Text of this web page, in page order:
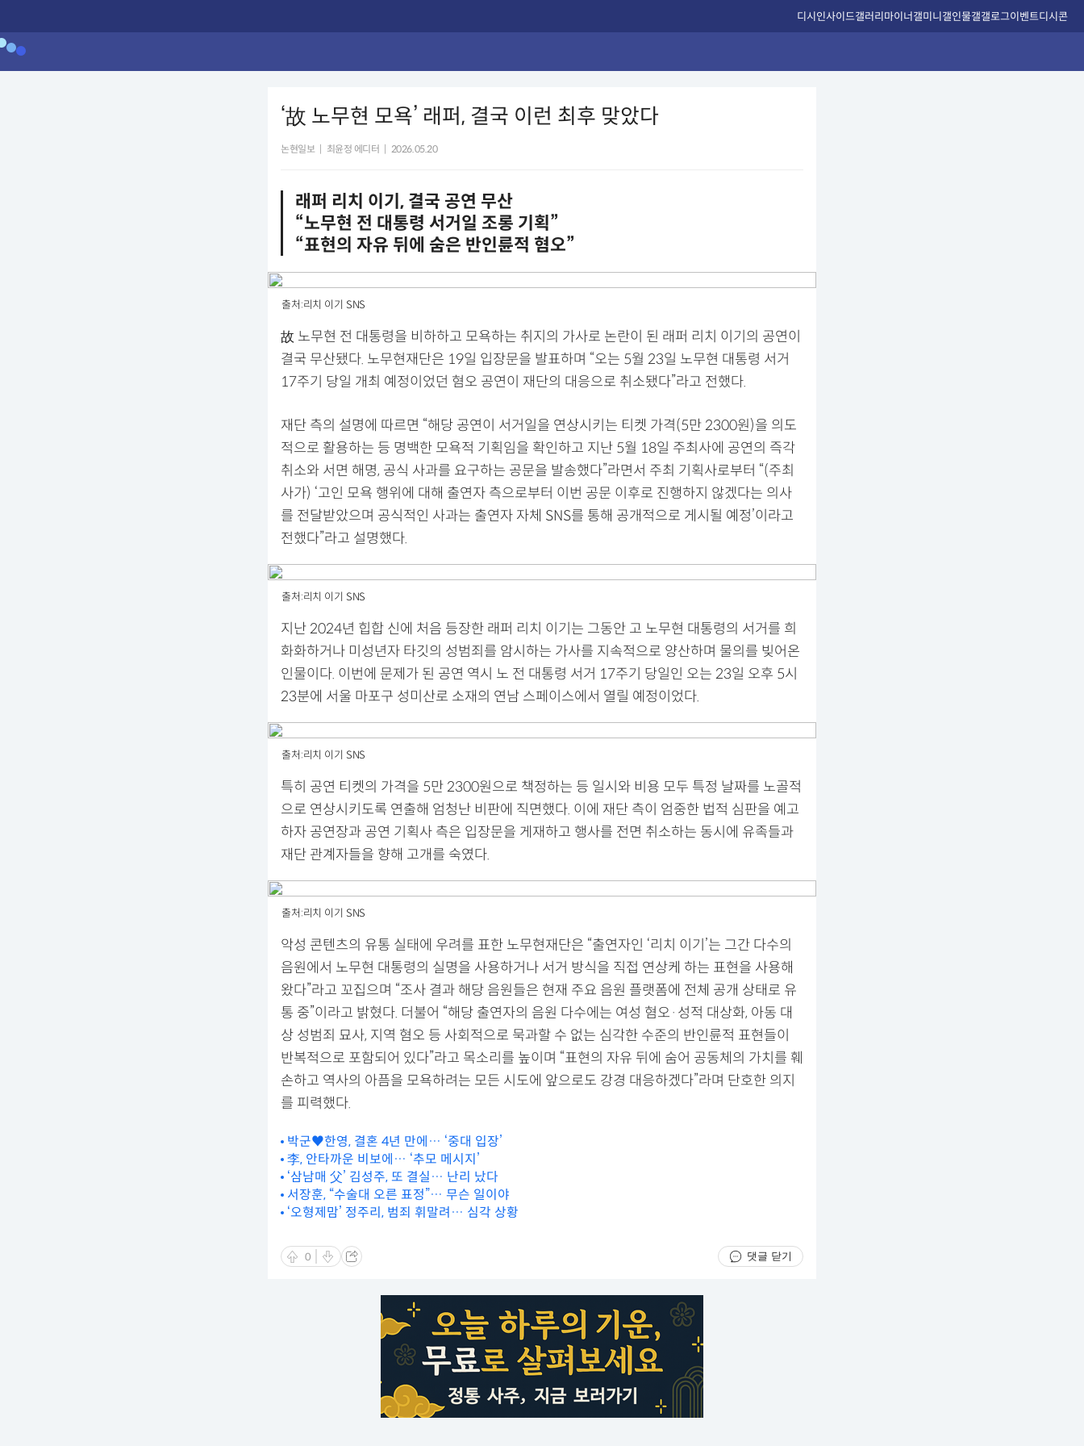
디시인사이드갤러리마이너갤미니갤인물갤갤로그이벤트디시콘
‘故 노무현 모욕’ 래퍼, 결국 이런 최후 맞았다
논현일보 최윤정 에디터 2026.05.20
래퍼 리치 이기, 결국 공연 무산
“노무현 전 대통령 서거일 조롱 기획”
“표현의 자유 뒤에 숨은 반인륜적 혐오”
출처:리치 이기 SNS
故 노무현 전 대통령을 비하하고 모욕하는 취지의 가사로 논란이 된 래퍼 리치 이기의 공연이
결국 무산됐다. 노무현재단은 19일 입장문을 발표하며 “오는 5월 23일 노무현 대통령 서거
17주기 당일 개최 예정이었던 혐오 공연이 재단의 대응으로 취소됐다”라고 전했다.
재단 측의 설명에 따르면 “해당 공연이 서거일을 연상시키는 티켓 가격(5만 2300원)을 의도
적으로 활용하는 등 명백한 모욕적 기획임을 확인하고 지난 5월 18일 주최사에 공연의 즉각
취소와 서면 해명, 공식 사과를 요구하는 공문을 발송했다”라면서 주최 기획사로부터 “(주최
사가) ‘고인 모욕 행위에 대해 출연자 측으로부터 이번 공문 이후로 진행하지 않겠다는 의사
를 전달받았으며 공식적인 사과는 출연자 자체 SNS를 통해 공개적으로 게시될 예정’이라고
전했다”라고 설명했다.
출처:리치 이기 SNS
지난 2024년 힙합 신에 처음 등장한 래퍼 리치 이기는 그동안 고 노무현 대통령의 서거를 희
화화하거나 미성년자 타깃의 성범죄를 암시하는 가사를 지속적으로 양산하며 물의를 빚어온
인물이다. 이번에 문제가 된 공연 역시 노 전 대통령 서거 17주기 당일인 오는 23일 오후 5시
23분에 서울 마포구 성미산로 소재의 연남 스페이스에서 열릴 예정이었다.
출처:리치 이기 SNS
특히 공연 티켓의 가격을 5만 2300원으로 책정하는 등 일시와 비용 모두 특정 날짜를 노골적
으로 연상시키도록 연출해 엄청난 비판에 직면했다. 이에 재단 측이 엄중한 법적 심판을 예고
하자 공연장과 공연 기획사 측은 입장문을 게재하고 행사를 전면 취소하는 동시에 유족들과
재단 관계자들을 향해 고개를 숙였다.
출처:리치 이기 SNS
악성 콘텐츠의 유통 실태에 우려를 표한 노무현재단은 “출연자인 ‘리치 이기’는 그간 다수의
음원에서 노무현 대통령의 실명을 사용하거나 서거 방식을 직접 연상케 하는 표현을 사용해
왔다”라고 꼬집으며 “조사 결과 해당 음원들은 현재 주요 음원 플랫폼에 전체 공개 상태로 유
통 중”이라고 밝혔다. 더불어 “해당 출연자의 음원 다수에는 여성 혐오·성적 대상화, 아동 대
상 성범죄 묘사, 지역 혐오 등 사회적으로 묵과할 수 없는 심각한 수준의 반인륜적 표현들이
반복적으로 포함되어 있다”라고 목소리를 높이며 “표현의 자유 뒤에 숨어 공동체의 가치를 훼
손하고 역사의 아픔을 모욕하려는 모든 시도에 앞으로도 강경 대응하겠다”라며 단호한 의지
를 피력했다.
박군♥한영, 결혼 4년 만에… ‘중대 입장’
李, 안타까운 비보에… ‘추모 메시지’
‘삼남매 父’ 김성주, 또 결실… 난리 났다
서장훈, “수술대 오른 표정”… 무슨 일이야
‘오형제맘’ 정주리, 범죄 휘말려… 심각 상황
0 댓글 닫기